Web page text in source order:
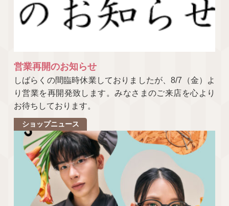
営業再開のお知らせ
しばらくの間臨時休業しておりましたが、8/7（金）よ
り営業を再開発致します。みなさまのご来店を心より
お待ちしております。
ショップニュース